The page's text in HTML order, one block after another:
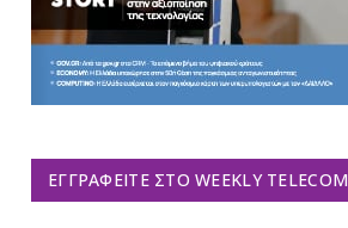
ΕΓΓΡΑΦΕΊΤΕ ΣΤΟ WEEKLY TELECOM